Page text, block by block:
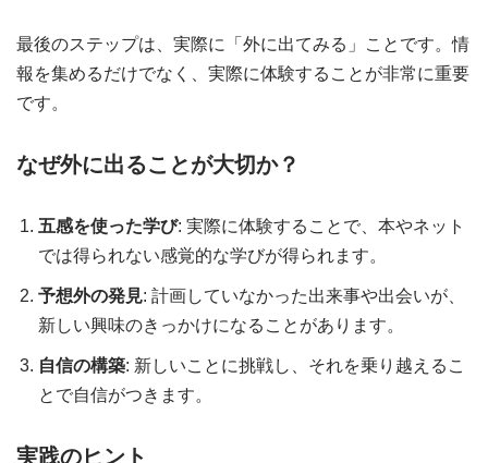
最後のステップは、実際に「外に出てみる」ことです。情
報を集めるだけでなく、実際に体験することが非常に重要
です。
なぜ外に出ることが大切か？
五感を使った学び: 実際に体験することで、本やネット
では得られない感覚的な学びが得られます。
予想外の発見: 計画していなかった出来事や出会いが、
新しい興味のきっかけになることがあります。
自信の構築: 新しいことに挑戦し、それを乗り越えるこ
とで自信がつきます。
実践のヒント